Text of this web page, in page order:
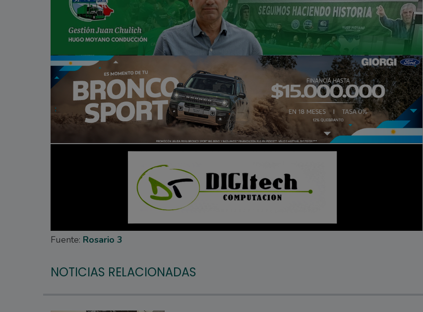
Fuente: Rosario 3
NOTICIAS RELACIONADAS